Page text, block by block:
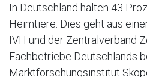
In Deutschland halten 43
Heimtiere. Dies geht aus
IVH und der Zentralverband
Fachbetriebe Deutschlands
Marktforschungsinstitut